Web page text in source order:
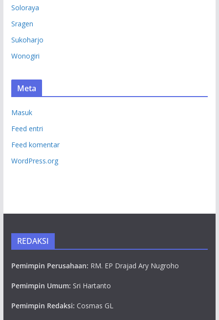
Soloraya
Sragen
Sukoharjo
Wonogiri
Meta
Masuk
Feed entri
Feed komentar
WordPress.org
REDAKSI
Pemimpin Perusahaan: RM. EP Drajad Ary Nugroho
Pemimpin Umum: Sri Hartanto
Pemimpin Redaksi: Cosmas GL